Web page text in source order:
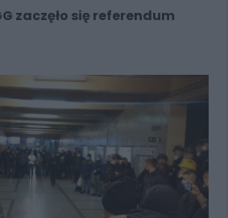
zaczęło się referendum